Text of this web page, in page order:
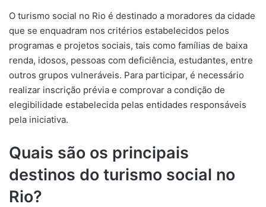
O turismo social no Rio é destinado a moradores da cidade
que se enquadram nos critérios estabelecidos pelos
programas e projetos sociais, tais como famílias de baixa
renda, idosos, pessoas com deficiência, estudantes, entre
outros grupos vulneráveis. Para participar, é necessário
realizar inscrição prévia e comprovar a condição de
elegibilidade estabelecida pelas entidades responsáveis
pela iniciativa.
Quais são os principais
destinos do turismo social no
Rio?